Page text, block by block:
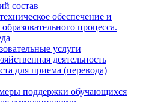
состав
обеспечение и
процесса.
услуги
деятельность
для приема (перевода)
поддержки обучающихся